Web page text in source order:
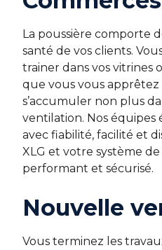
La poussière comporte
santé de vos clients.
trainer dans vos vitrines
que vous vous apprêtez
s’accumuler non plus
ventilation. Nos
avec fiabilité, facilité et
XLG et votre système
performant et sécurisé.
Nouvelle
Vous terminez les